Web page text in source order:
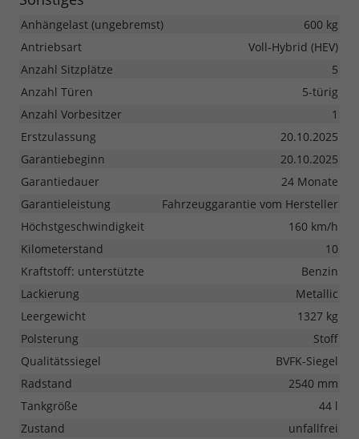
Anhängelast (ungebremst)
600 kg
Antriebsart
Voll-Hybrid (HEV)
Anzahl Sitzplätze
5
Anzahl Türen
5-türig
Anzahl Vorbesitzer
1
Erstzulassung
20.10.2025
Garantiebeginn
20.10.2025
Garantiedauer
24 Monate
Garantieleistung
Fahrzeuggarantie vom Hersteller
Höchstgeschwindigkeit
160 km/h
Kilometerstand
10
Kraftstoff: unterstützte
Benzin
Lackierung
Metallic
Leergewicht
1327 kg
Polsterung
Stoff
Qualitätssiegel
BVFK-Siegel
Radstand
2540 mm
Tankgröße
44 l
Zustand
unfallfrei